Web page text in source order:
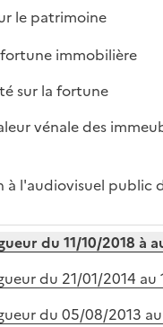
le patrimoine
immobilière
sur la fortune
vénale des
l'audiovisuel public
du 11/10/2018 à
du 21/01/2014 au
du 05/08/2013